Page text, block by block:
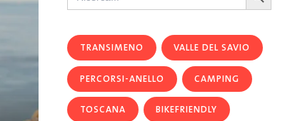
TRANSIMENO VALLE DEL SAVIO
PERCORSI-ANELLO CAMPING
TOSCANA BIKEFRIENDLY